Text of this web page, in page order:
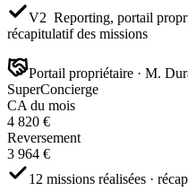
V2 Reporting, portail
récapitulatif des missions
Portail propriétaire · M.
SuperConcierge
CA du mois
4 820 €
Reversement
3 964 €
12 missions réalisées ·